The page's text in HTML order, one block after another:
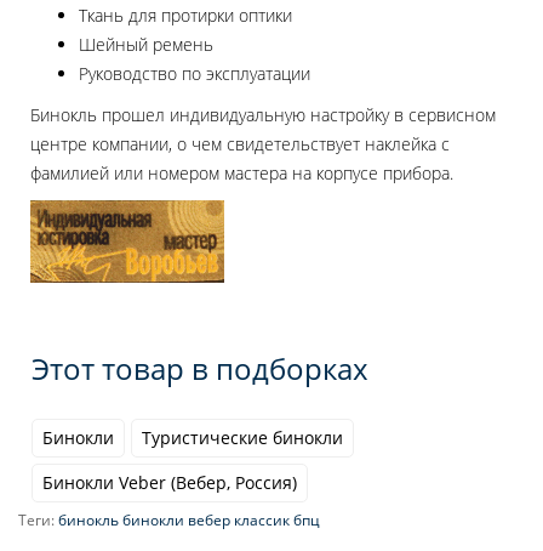
Ткань для протирки оптики
Шейный ремень
Руководство по эксплуатации
Бинокль прошел индивидуальную настройку в сервисном
центре компании, о чем свидетельствует наклейка с
фамилией или номером мастера на корпусе прибора.
Этот товар в подборках
Бинокли
Туристические бинокли
Бинокли Veber (Вебер, Россия)
Теги:бинокль бинокли вебер классик бпц